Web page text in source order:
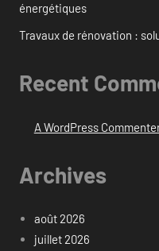
énergétiques
Travaux de rénovation :
Recent
A WordPress
Archives
août 2026
juillet 2026